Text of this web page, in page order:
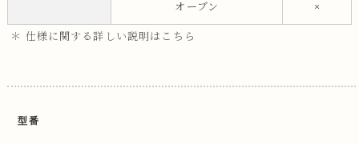
オーブン ×
＊ 仕様に関する詳しい説明はこちら
型番